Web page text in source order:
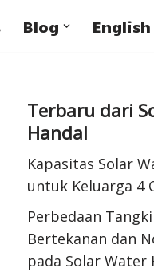
Blog
Terbaru dari
Handal
Kapasitas Solar
untuk Keluarga 4
Perbedaan Tangki
Bertekanan dan
pada Solar Water